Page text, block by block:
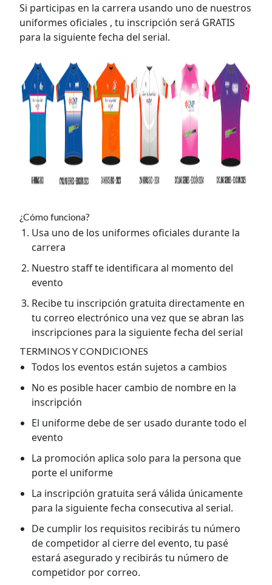
Si participas en la carrera usando uno de nuestros
uniformes oficiales , tu inscripción será GRATIS
para la siguiente fecha del serial.
¿Cómo funciona?
Usa uno de los uniformes oficiales durante la
carrera
Nuestro staff te identificara al momento del
evento
Recibe tu inscripción gratuita directamente en
tu correo electrónico una vez que se abran las
inscripciones para la siguiente fecha del serial
TERMINOS Y CONDICIONES
Todos los eventos están sujetos a cambios
No es posible hacer cambio de nombre en la
inscripción
El uniforme debe de ser usado durante todo el
evento
La promoción aplica solo para la persona que
porte el uniforme
La inscripción gratuita será válida únicamente
para la siguiente fecha consecutiva al serial.
De cumplir los requisitos recibirás tu número
de competidor al cierre del evento, tu pasé
estará asegurado y recibirás tu número de
competidor por correo.